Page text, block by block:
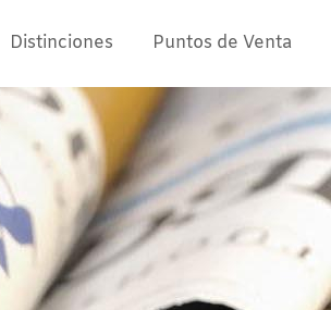
Distinciones Puntos de Venta